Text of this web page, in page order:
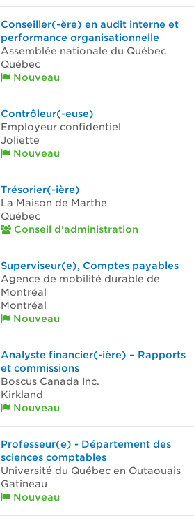
Conseiller(-ère) en audit interne et
performance organisationnelle
Assemblée nationale du Québec
Québec
Nouveau
Contrôleur(-euse)
Employeur confidentiel
Joliette
Nouveau
Trésorier(-ière)
La Maison de Marthe
Québec
Conseil d'administration
Superviseur(e), Comptes payables
Agence de mobilité durable de
Montréal
Montréal
Nouveau
Analyste financier(-ière) – Rapports
et commissions
Boscus Canada Inc.
Kirkland
Nouveau
Professeur(e) - Département des
sciences comptables
Université du Québec en Outaouais
Gatineau
Nouveau